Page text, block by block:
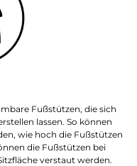
Fußstützen, die sich
lassen. So können
wie hoch die Fußstützen
die Fußstützen bei
verstaut werden.